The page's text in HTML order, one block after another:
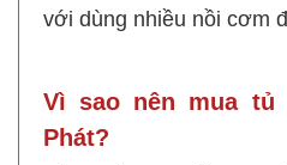
với dùng nhiều nồi cơm
Vì sao nên mua tủ
Phát?